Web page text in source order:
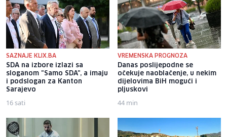
SAZNAJE KLIX.BA
SDA na izbore izlazi sa
sloganom "Samo SDA", a imaju
i podslogan za Kanton
Sarajevo
16 sati
VREMENSKA PROGNOZA
Danas poslijepodne se
očekuje naoblačenje, u nekim
dijelovima BiH mogući i
pljuskovi
44 min